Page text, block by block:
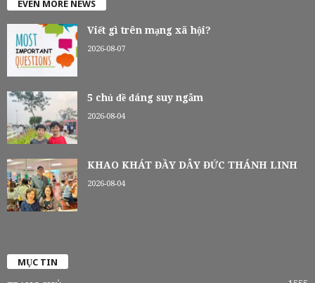
EVEN MORE NEWS
Viết gì trên mạng xã hội?
2026-08-07
5 chủ đề đáng suy ngẫm
2026-08-04
KHAO KHÁT ĐẦY DẪY ĐỨC THÁNH LINH
2026-08-04
MỤC TIN